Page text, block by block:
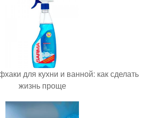
для кухни и ванной: как сделать
жизнь проще